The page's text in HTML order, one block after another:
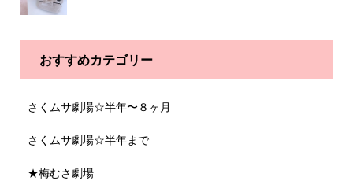
おすすめカテゴリー
さくムサ劇場☆半年〜８ヶ月
さくムサ劇場☆半年まで
★梅むさ劇場